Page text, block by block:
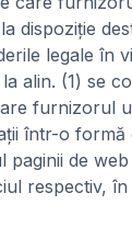
dispoziție
legale în
alin. (1) se
furnizorul
într-o formă
paginii de
respectiv, în